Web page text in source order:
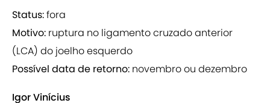
Status:fora
Motivo: ruptura no ligamento cruzado anterior
(LCA) do joelho esquerdo
Possível data de retorno: novembro ou dezembro
Igor Vinícius